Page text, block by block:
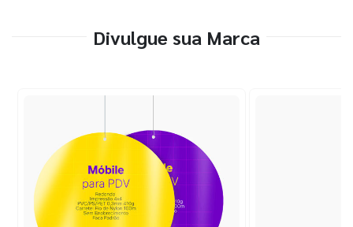
Divulgue sua Marca